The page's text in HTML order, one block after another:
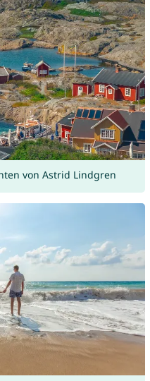
von Astrid Lindgren